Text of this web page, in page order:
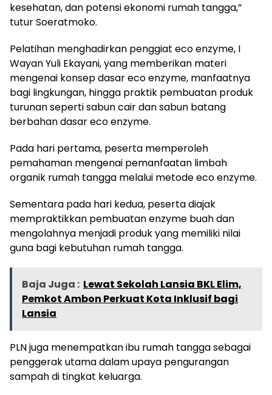
kesehatan, dan potensi ekonomi rumah tangga,”
tutur Soeratmoko.
Pelatihan menghadirkan penggiat eco enzyme, I
Wayan Yuli Ekayani, yang memberikan materi
mengenai konsep dasar eco enzyme, manfaatnya
bagi lingkungan, hingga praktik pembuatan produk
turunan seperti sabun cair dan sabun batang
berbahan dasar eco enzyme.
Pada hari pertama, peserta memperoleh
pemahaman mengenai pemanfaatan limbah
organik rumah tangga melalui metode eco enzyme.
Sementara pada hari kedua, peserta diajak
mempraktikkan pembuatan enzyme buah dan
mengolahnya menjadi produk yang memiliki nilai
guna bagi kebutuhan rumah tangga.
Baja Juga : Lewat Sekolah Lansia BKL Elim,
Pemkot Ambon Perkuat Kota Inklusif bagi
Lansia
PLN juga menempatkan ibu rumah tangga sebagai
penggerak utama dalam upaya pengurangan
sampah di tingkat keluarga.